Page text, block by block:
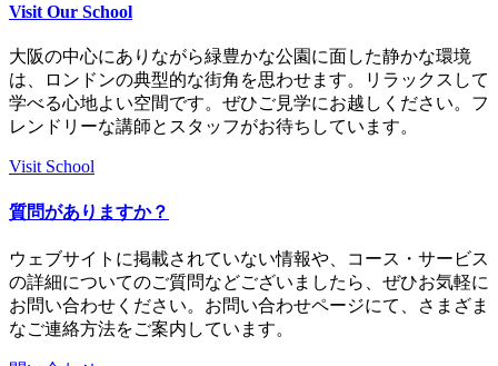
Visit Our School
大阪の中心にありながら緑豊かな公園に面した静かな環境
は、ロンドンの典型的な街角を思わせます。リラックスして
学べる心地よい空間です。ぜひご見学にお越しください。フ
レンドリーな講師とスタッフがお待ちしています。
Visit School
質問がありますか？
ウェブサイトに掲載されていない情報や、コース・サービス
の詳細についてのご質問などございましたら、ぜひお気軽に
お問い合わせください。お問い合わせページにて、さまざま
なご連絡方法をご案内しています。